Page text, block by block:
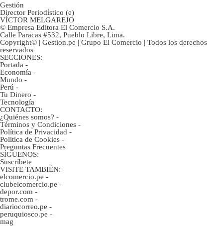
Gestión
Director Periodístico (e)
VÍCTOR MELGAREJO
© Empresa Editora El Comercio S.A.
Calle Paracas #532, Pueblo Libre, Lima.
Copyright© | Gestion.pe | Grupo El Comercio | Todos los derechos
reservados
SECCIONES:
Portada -
Economía -
Mundo -
Perú -
Tu Dinero -
Tecnología
CONTACTO:
¿Quiénes somos? -
Términos y Condiciones -
Política de Privacidad -
Politica de Cookies -
Preguntas Frecuentes
SÍGUENOS:
Suscríbete
VISITE TAMBIÉN:
elcomercio.pe -
clubelcomercio.pe -
depor.com -
trome.com -
diariocorreo.pe -
peruquiosco.pe -
mag